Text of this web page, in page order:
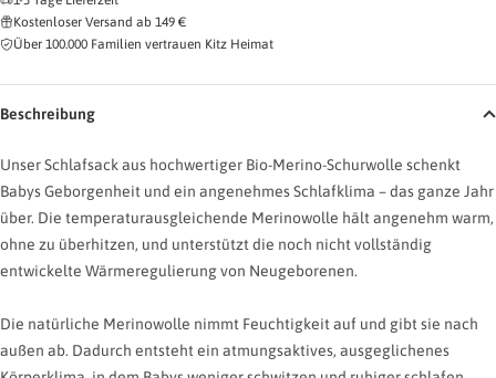
Name eingeben
Mond
Vorschau
Kostenloser Versand ab 149 €
Über 100.000 Familien vertrauen Kitz Heimat
Beschreibung
Unser Schlafsack aus hochwertiger Bio-Merino-Schurwolle schenkt
Babys Geborgenheit und ein angenehmes Schlafklima – das ganze Jahr
über. Die temperaturausgleichende Merinowolle hält angenehm warm,
ohne zu überhitzen, und unterstützt die noch nicht vollständig
entwickelte Wärmeregulierung von Neugeborenen.
Die natürliche Merinowolle nimmt Feuchtigkeit auf und gibt sie nach
außen ab. Dadurch entsteht ein atmungsaktives, ausgeglichenes